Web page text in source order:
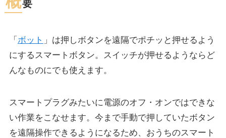
要
「 ボット 」は押しボタンを遠隔でポチッと押せるよう
にするスマートボタン。スイッチが押せるようならど
んなものにでも使えます。
スマートプラグみたいに電源のオフ・オンではできな
い作業をこなせます。今まで手動で押していたボタン
を遠隔操作できるようになるため、おうちのスマート